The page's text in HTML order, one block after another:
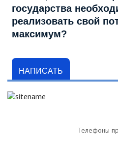
государства
реализовать свой
максимум?
НАПИСАТЬ
Телефоны